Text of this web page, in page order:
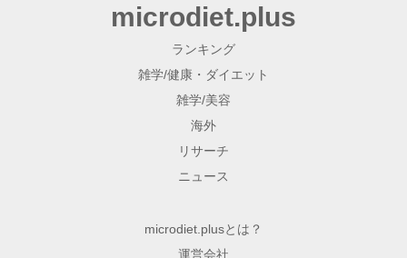
microdiet.plus
ランキング
雑学/健康・ダイエット
雑学/美容
海外
リサーチ
ニュース
microdiet.plusとは？
運営会社